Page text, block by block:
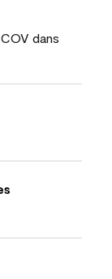
dans